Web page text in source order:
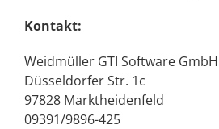
Kontakt:
Weidmüller GTI Software GmbH
Düsseldorfer Str. 1c
97828 Marktheidenfeld
09391/9896-425